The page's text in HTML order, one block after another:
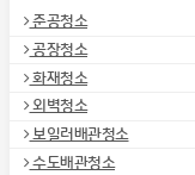
준공청소
공장청소
화재청소
외벽청소
보일러배관청소
수도배관청소